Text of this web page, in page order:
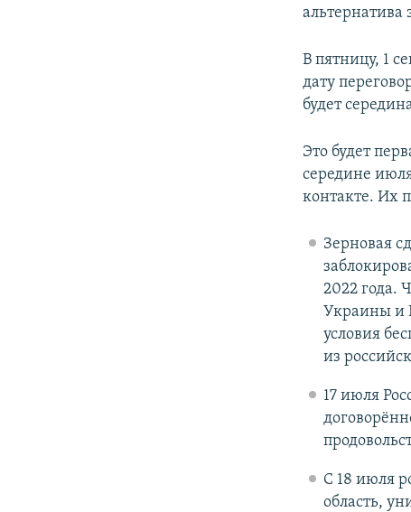
альтернатива
В пятницу, 1
дату
будет
Это будет
середине
контакте. Их
Зерновая
2022 года.
Украины и
условия
из
17 июля
С 18 июля
область,